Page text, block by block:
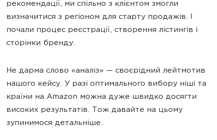
рекомендації, ми спільно з клієнтом змогли
визначитися з регіоном для старту продажів. І
почали процес реєстрації, створення лістингів і
сторінки бренду.
Не дарма слово «аналіз» — своєрідний лейтмотив
нашого кейсу. У разі оптимального вибору ніші та
країни на Amazon можна дуже швидко досягти
високих результатів. Тож давайте на цьому
зупинимося детальніше.